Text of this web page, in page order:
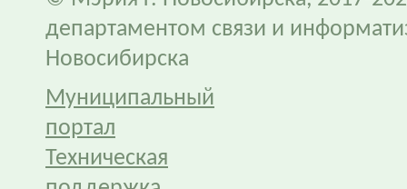
департаментом связи и
Новосибирска
Муниципальный
портал
Техническая